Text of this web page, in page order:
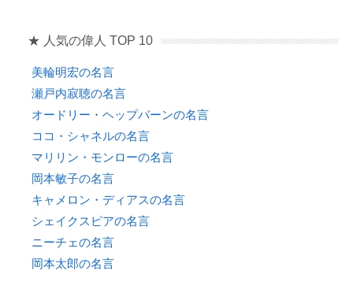
★ 人気の偉人 TOP 10
美輪明宏の名言
瀬戸内寂聴の名言
オードリー・ヘップバーンの名言
ココ・シャネルの名言
マリリン・モンローの名言
岡本敏子の名言
キャメロン・ディアスの名言
シェイクスピアの名言
ニーチェの名言
岡本太郎の名言